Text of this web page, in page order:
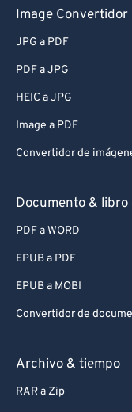
Image Convertidor
JPG a PDF
PDF a JPG
HEIC a JPG
Image a PDF
Convertidor de
Documento &
PDF a WORD
EPUB a PDF
EPUB a MOBI
Convertidor de
Archivo & tiempo
RAR a Zip